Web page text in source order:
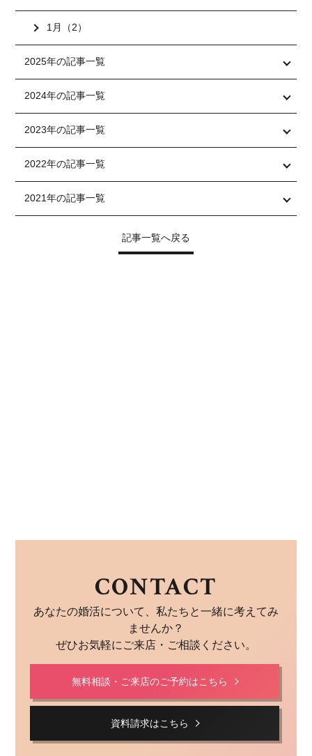
1月（2）
2025年の記事一覧
2024年の記事一覧
2023年の記事一覧
2022年の記事一覧
2021年の記事一覧
記事一覧へ戻る
CONTACT
あなたの婚活について、私たちと一緒に考えてみ
ませんか？
ぜひお気軽にご来店・ご相談ください。
無料相談・ご来店のご予約はこちら
資料請求はこちら